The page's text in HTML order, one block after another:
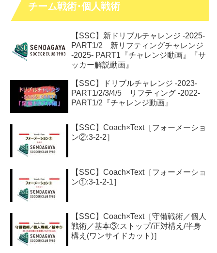
チーム戦術･個人戦術
【SSC】新ドリブルチャレンジ -2025-
PART1/2 新リフティングチャレンジ
-2025- PART1『チャレンジ動画』『サ
ッカー解説動画』
【SSC】ドリブルチャレンジ -2023-
PART1/2/3/4/5 リフティング -2022-
PART1/2『チャレンジ動画』
【SSC】Coach×Text［フォーメーショ
ン②:3-2-2］
【SSC】Coach×Text［フォーメーショ
ン①:3-1-2-1］
【SSC】Coach×Text［守備戦術／個人
戦術／基本③:ストップ/正対構え/半身
構え(ワンサイドカット)］